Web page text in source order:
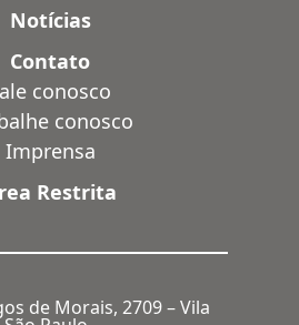
Notícias
Contato
conosco
conosco
Imprensa
Restrita
de Morais, 2709 – Vila